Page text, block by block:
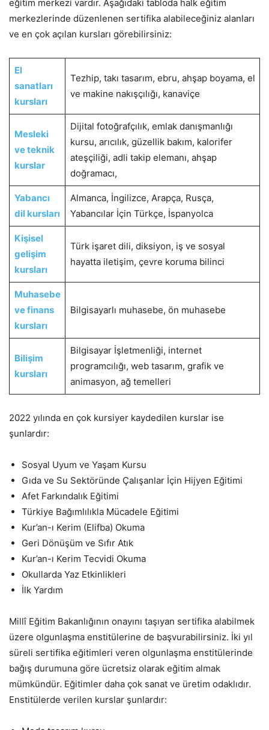
eğitim merkezi vardır. Aşağıdaki tabloda halk eğitim
merkezlerinde düzenlenen sertifika alabileceğiniz alanları
ve en çok açılan kursları görebilirsiniz:
El
sanatları
kursları
Tezhip, takı tasarım, ebru, ahşap boyama, el
ve makine nakışçılığı, kanaviçe
Mesleki
ve teknik
kurslar
Dijital fotoğrafçılık, emlak danışmanlığı
kursu, arıcılık, güzellik bakım, kalorifer
ateşçiliği, adli takip elemanı, ahşap
doğramacı,
Yabancı
dil kursları
Almanca, İngilizce, Arapça, Rusça,
Yabancılar İçin Türkçe, İspanyolca
Kişisel
gelişim
kursları
Türk işaret dili, diksiyon, iş ve sosyal
hayatta iletişim, çevre koruma bilinci
Muhasebe
ve finans
kursları
Bilgisayarlı muhasebe, ön muhasebe
Bilişim
kursları
Bilgisayar İşletmenliği, internet
programcılığı, web tasarım, grafik ve
animasyon, ağ temelleri
2022 yılında en çok kursiyer kaydedilen kurslar ise
şunlardır:
Sosyal Uyum ve Yaşam Kursu
Gıda ve Su Sektöründe Çalışanlar İçin Hijyen Eğitimi
Afet Farkındalık Eğitimi
Türkiye Bağımlılıkla Mücadele Eğitimi
Kur’an-ı Kerim (Elifba) Okuma
Geri Dönüşüm ve Sıfır Atık
Kur’an-ı Kerim Tecvidi Okuma
Okullarda Yaz Etkinlikleri
İlk Yardım
Millî Eğitim Bakanlığının onayını taşıyan sertifika alabilmek
üzere olgunlaşma enstitülerine de başvurabilirsiniz. İki yıl
süreli sertifika eğitimleri veren olgunlaşma enstitülerinde
bağış durumuna göre ücretsiz olarak eğitim almak
mümkündür. Eğitimler daha çok sanat ve üretim odaklıdır.
Enstitülerde verilen kurslar şunlardır: